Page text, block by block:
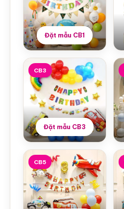
Đặt mẫu CB1
CB3
Đặt mẫu CB3
CB5